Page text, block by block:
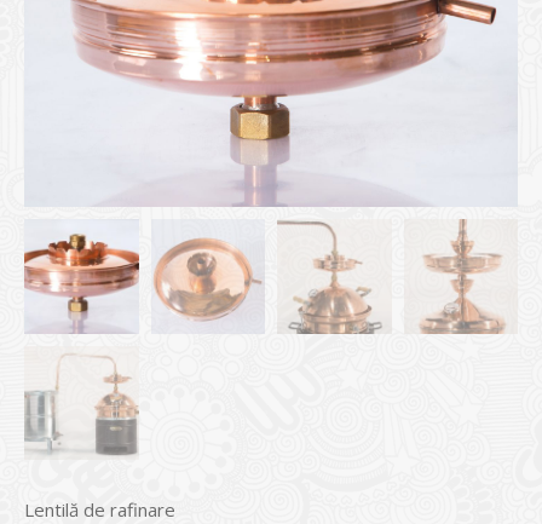
Lentilă de rafinare